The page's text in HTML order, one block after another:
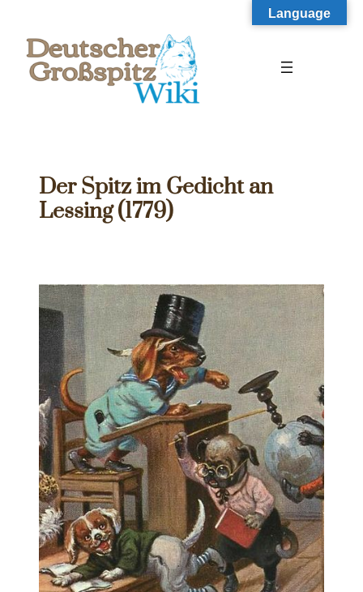
springen
Der Spitz im Gedicht an
Lessing (1779)
Language